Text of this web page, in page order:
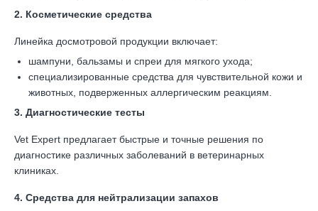
2. Косметические средства
Линейка досмотровой продукции включает:
шампуни, бальзамы и спреи для мягкого ухода;
специализированные средства для чувствительной кожи и
животных, подверженных аллергическим реакциям.
3. Диагностические тесты
Vet Expert предлагает быстрые и точные решения по
диагностике различных заболеваний в ветеринарных
клиниках.
4. Средства для нейтрализации запахов